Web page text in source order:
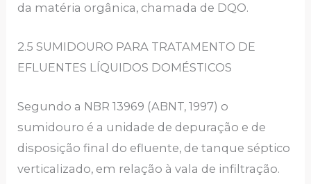
da matéria orgânica, chamada de DQO.
2.5 SUMIDOURO PARA TRATAMENTO DE
EFLUENTES LÍQUIDOS DOMÉSTICOS
Segundo a NBR 13969 (ABNT, 1997) o
sumidouro é a unidade de depuração e de
disposição final do efluente, de tanque séptico
verticalizado, em relação à vala de infiltração.